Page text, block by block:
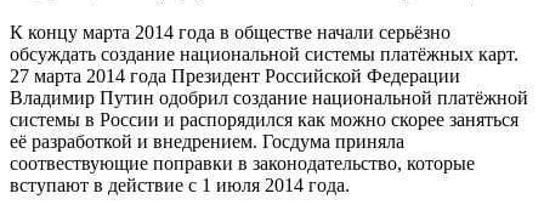
К концу марта 2014 года в обществе начали серьёзно
обсуждать создание национальной системы платёжных карт.
27 марта 2014 года Президент Российской Федерации
Владимир Путин одобрил создание национальной платёжной
системы в России и распорядился как можно скорее заняться
её разработкой и внедрением. Госдума приняла
соотвествующие поправки в законодательство, которые
вступают в действие с 1 июля 2014 года.